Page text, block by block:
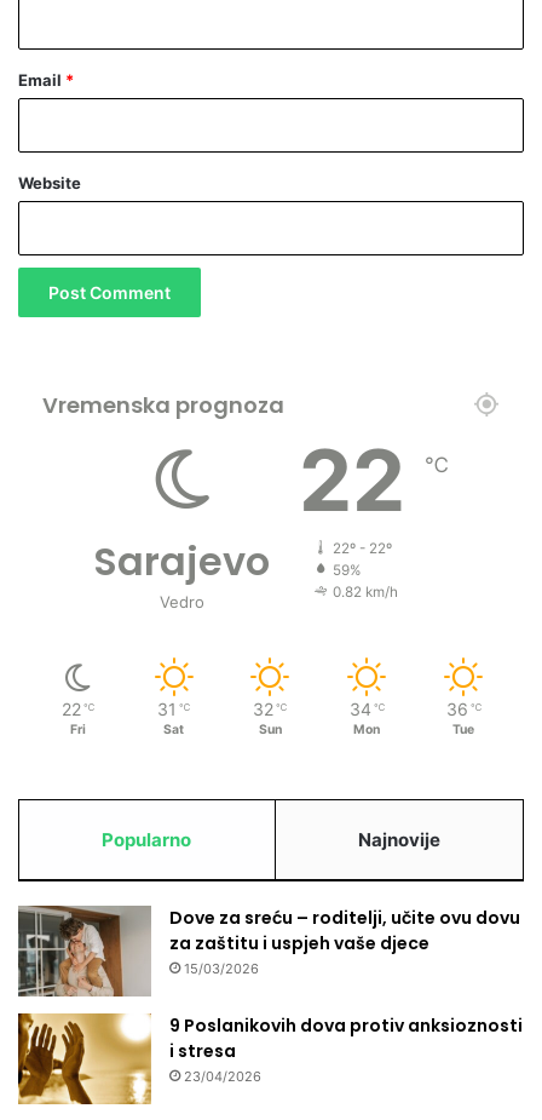
Email *
Website
Vremenska prognoza
Sarajevo
Vedro
22 ℃
22º - 22º
59%
0.82 km/h
22 ℃
Fri
31 ℃
Sat
32 ℃
Sun
34 ℃
Mon
36 ℃
Tue
Popularno Najnovije
Dove za sreću – roditelji, učite ovu dovu
za zaštitu i uspjeh vaše djece
15/03/2026
9 Poslanikovih dova protiv anksioznosti
i stresa
23/04/2026